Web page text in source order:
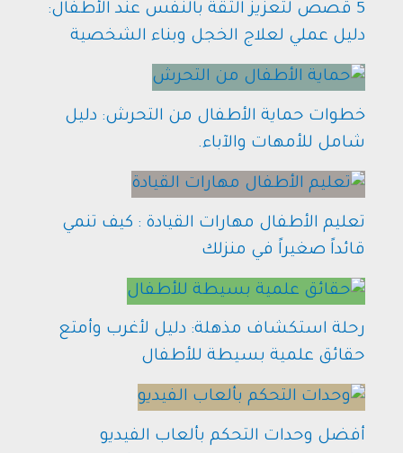
5 قصص لتعزيز الثقة بالنفس عند الأطفال:
دليل عملي لعلاج الخجل وبناء الشخصية
خطوات حماية الأطفال من التحرش: دليل
شامل للأمهات والآباء.
تعليم الأطفال مهارات القيادة : كيف تنمي
قائداً صغيراً في منزلك
رحلة استكشاف مذهلة: دليل لأغرب وأمتع
حقائق علمية بسيطة للأطفال
أفضل وحدات التحكم بألعاب الفيديو